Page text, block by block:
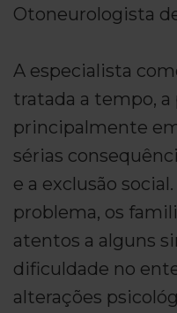
Otoneurologista
A especialista
tratada a tempo,
principalmente
sérias
e a exclusão
problema, os
atentos a alguns
dificuldade no
alterações